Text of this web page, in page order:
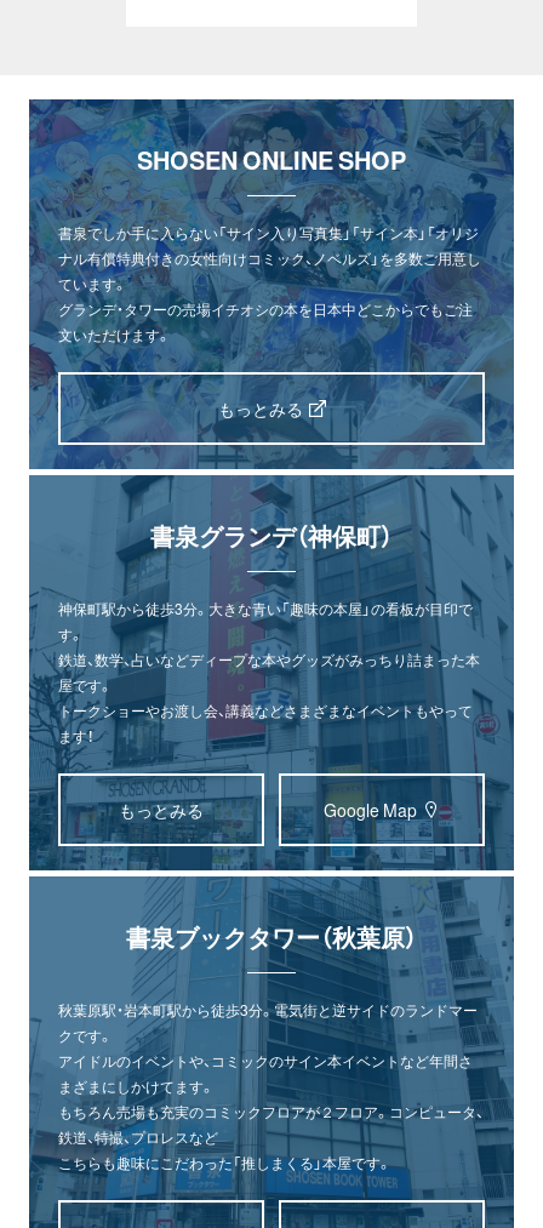
SHOSEN ONLINE SHOP
書泉でしか手に入らない「サイン入り写真集」「サイン本」「オリジ
ナル有償特典付きの女性向けコミック、ノベルズ」を多数ご用意し
ています。
グランデ・タワーの売場イチオシの本を日本中どこからでもご注
文いただけます。
もっとみる
書泉グランデ（神保町）
神保町駅から徒歩3分。大きな青い「趣味の本屋」の看板が目印で
す。
鉄道、数学、占いなどディープな本やグッズがみっちり詰まった本
屋です。
トークショーやお渡し会、講義などさまざまなイベントもやって
ます！
もっとみる Google Map
書泉ブックタワー（秋葉原）
秋葉原駅・岩本町駅から徒歩3分。電気街と逆サイドのランドマー
クです。
アイドルのイベントや、コミックのサイン本イベントなど年間さ
まざまにしかけてます。
もちろん売場も充実のコミックフロアが２フロア。コンピュータ、
鉄道、特撮、プロレスなど
こちらも趣味にこだわった「推しまくる」本屋です。